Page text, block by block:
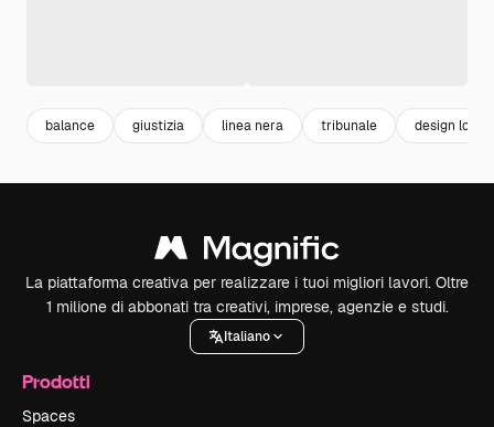
balance giustizia linea nera tribunale design logo
La piattaforma creativa per realizzare i tuoi migliori lavori. Oltre
1 milione di abbonati tra creativi, imprese, agenzie e studi.
Italiano
Prodotti
Spaces